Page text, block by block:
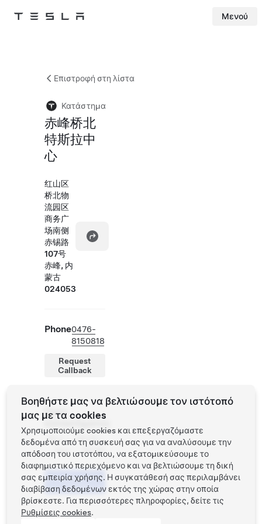
Tesla Μενού
Επιστροφή στη λίστα
Κατάστημα
赤峰桥北
特斯拉中
心
红山区
桥北物
流园区
商务广
场南侧
赤锡路
107号
赤峰, 内
蒙古
024053
Phone0476-
8150818
Request
Callback
Ώρες
καταστήματος
Δευ -
Κυρ
09:00 -
20:00
Προγραμματίστε
ένα Test Drive
Βοηθήστε μας να βελτιώσουμε τον ιστότοπό
μας με τα cookies
Χρησιμοποιούμε cookies και επεξεργαζόμαστε
δεδομένα από τη συσκευή σας για να αναλύσουμε την
απόδοση του ιστοτόπου, να εξατομικεύσουμε το
διαφημιστικό περιεχόμενο και να βελτιώσουμε τη δική
σας εμπειρία χρήσης. Η συγκατάθεσή σας περιλαμβάνει
διαβίβαση δεδομένων εκτός της χώρας στην οποία
βρίσκεστε. Για περισσότερες πληροφορίες, δείτε τις
Ρυθμίσεις cookies.